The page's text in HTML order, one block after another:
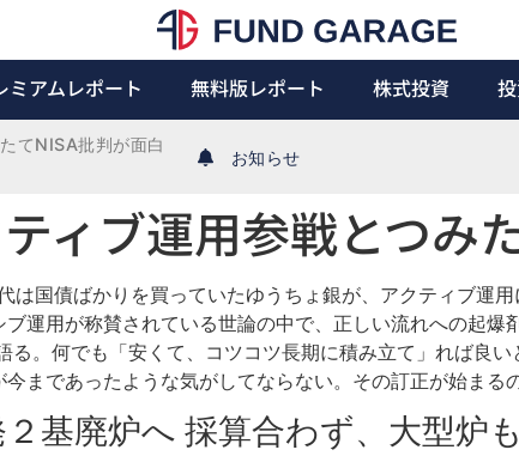
ミアムレポート 無料版レポート 株式投資
てNISA批判が面白
お知らせ
ィブ運用参戦とつみ
は国債ばかりを買っていたゆうちょ銀が、アクティブ運
運用が称賛されている世論の中で、正しい流れへの起
る。何でも「安くて、コツコツ長期に積み立て」れば良
まであったような気がしてならない。その訂正が始まる
基廃炉へ 採算合わず、大型炉